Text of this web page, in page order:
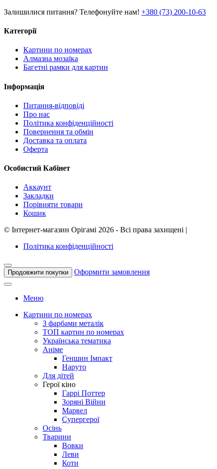
Залишилися питання? Телефонуйте нам! +380 (73) 200-10-63
Категорії
Картини по номерах
Алмазна мозаїка
Багетні рамки для картин
Інформація
Питання-відповіді
Про нас
Політика конфіденційності
Повернення та обмін
Доставка та оплата
Оферта
Особистий Кабінет
Аккаунт
Закладки
Порівняти товари
Кошик
© Інтернет-магазин Орігамі 2026 - Всі права захищені
Політика конфіденційності
Продовжити покупки Оформити замовлення
Меню
Картини по номерах
З фарбами металік
ТОП картин по номерах
Українська тематика
Аніме
Геншин Імпакт
Наруто
Для дітей
Герої кіно
Гаррі Поттер
Зоряні Війни
Марвел
Супергерої
Осінь
Тварини
Вовки
Леви
Коти